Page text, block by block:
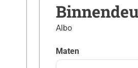
Albo
Maten